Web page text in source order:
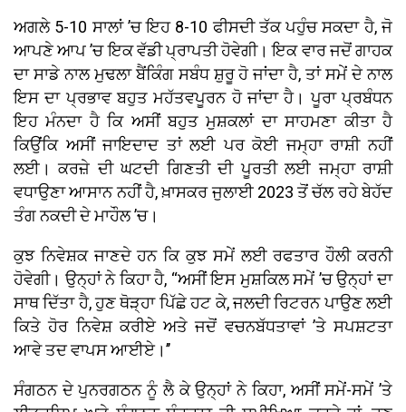
ਅਗਲੇ 5-10 ਸਾਲਾਂ ’ਚ ਇਹ 8-10 ਫੀਸਦੀ ਤੱਕ ਪਹੁੰਚ ਸਕਦਾ ਹੈ, ਜੋ
ਆਪਣੇ ਆਪ ’ਚ ਇਕ ਵੱਡੀ ਪ੍ਰਾਪਤੀ ਹੋਵੇਗੀ। ਇਕ ਵਾਰ ਜਦੋਂ ਗਾਹਕ
ਦਾ ਸਾਡੇ ਨਾਲ ਮੁਢਲਾ ਬੈਂਕਿੰਗ ਸਬੰਧ ਸ਼ੁਰੂ ਹੋ ਜਾਂਦਾ ਹੈ, ਤਾਂ ਸਮੇਂ ਦੇ ਨਾਲ
ਇਸ ਦਾ ਪ੍ਰਭਾਵ ਬਹੁਤ ਮਹੱਤਵਪੂਰਨ ਹੋ ਜਾਂਦਾ ਹੈ। ਪੂਰਾ ਪ੍ਰਬੰਧਨ
ਇਹ ਮੰਨਦਾ ਹੈ ਕਿ ਅਸੀਂ ਬਹੁਤ ਮੁਸ਼ਕਲਾਂ ਦਾ ਸਾਹਮਣਾ ਕੀਤਾ ਹੈ
ਕਿਉਂਕਿ ਅਸੀਂ ਜਾਇਦਾਦ ਤਾਂ ਲਈ ਪਰ ਕੋਈ ਜਮ੍ਹਾ ਰਾਸ਼ੀ ਨਹੀਂ
ਲਈ। ਕਰਜ਼ੇ ਦੀ ਘਟਦੀ ਗਿਣਤੀ ਦੀ ਪੂਰਤੀ ਲਈ ਜਮ੍ਹਾ ਰਾਸ਼ੀ
ਵਧਾਉਣਾ ਆਸਾਨ ਨਹੀਂ ਹੈ, ਖ਼ਾਸਕਰ ਜੁਲਾਈ 2023 ਤੋਂ ਚੱਲ ਰਹੇ ਬੇਹੱਦ
ਤੰਗ ਨਕਦੀ ਦੇ ਮਾਹੌਲ ’ਚ।
ਕੁਝ ਨਿਵੇਸ਼ਕ ਜਾਣਦੇ ਹਨ ਕਿ ਕੁਝ ਸਮੇਂ ਲਈ ਰਫਤਾਰ ਹੌਲੀ ਕਰਨੀ
ਹੋਵੇਗੀ। ਉਨ੍ਹਾਂ ਨੇ ਕਿਹਾ ਹੈ, ‘‘ਅਸੀਂ ਇਸ ਮੁਸ਼ਕਿਲ ਸਮੇਂ ’ਚ ਉਨ੍ਹਾਂ ਦਾ
ਸਾਥ ਦਿੱਤਾ ਹੈ, ਹੁਣ ਥੋੜ੍ਹਾ ਪਿੱਛੇ ਹਟ ਕੇ, ਜਲਦੀ ਰਿਟਰਨ ਪਾਉਣ ਲਈ
ਕਿਤੇ ਹੋਰ ਨਿਵੇਸ਼ ਕਰੀਏ ਅਤੇ ਜਦੋਂ ਵਚਨਬੱਧਤਾਵਾਂ ’ਤੇ ਸਪਸ਼ਟਤਾ
ਆਵੇ ਤਦ ਵਾਪਸ ਆਈਏ।’’
ਸੰਗਠਨ ਦੇ ਪੁਨਰਗਠਨ ਨੂੰ ਲੈ ਕੇ ਉਨ੍ਹਾਂ ਨੇ ਕਿਹਾ, ਅਸੀਂ ਸਮੇਂ-ਸਮੇਂ ’ਤੇ